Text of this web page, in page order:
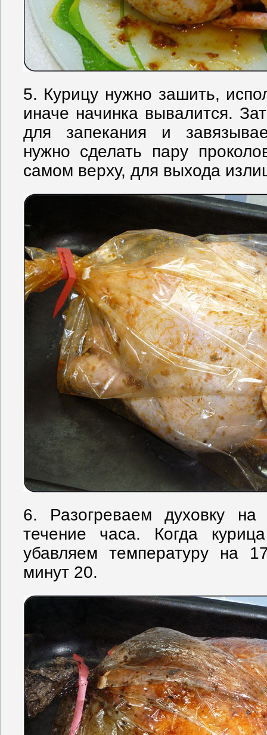
5. Курицу нужно зашить,
иначе начинка вывалится.
для запекания и
нужно сделать пару
самом верху, для выхода
6. Разогреваем духовку
течение часа. Когда
убавляем температуру на
минут 20.